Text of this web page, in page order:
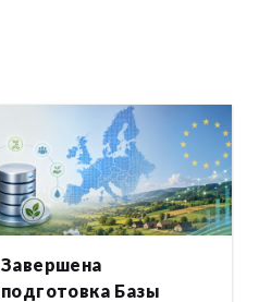
Завершена
подготовка Базы